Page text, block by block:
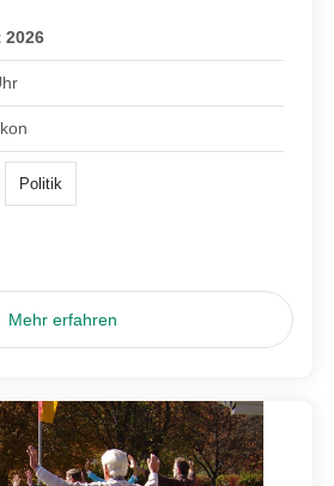
2026
Politik
Mehr erfahren